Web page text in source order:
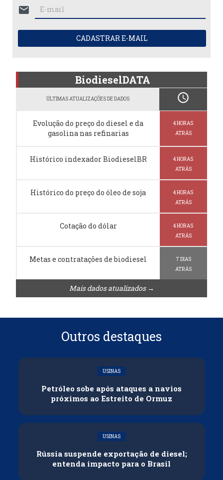
mail
CADASTRAR E-MAIL
BiodieselDATA
ÚLTIMAS ATUALIZAÇÕES DE DADOS schedule
Evolução do preço do diesel e da
gasolina nas refinarias
4 HORAS
ATRÁS
Histórico indexador BiodieselBR
4 HORAS
ATRÁS
Histórico do preço do óleo de soja
4 HORAS
ATRÁS
Cotação do dólar
4 HORAS
ATRÁS
Metas e contratações de biodiesel
7 DIAS
ATRÁS
Mais dados atualizados →
Outros destaques
USINAS
Petróleo sobe após ataques a navios
próximos ao Estreito de Ormuz
USINAS
Rússia suspende exportação de diesel;
entenda impacto para o Brasil